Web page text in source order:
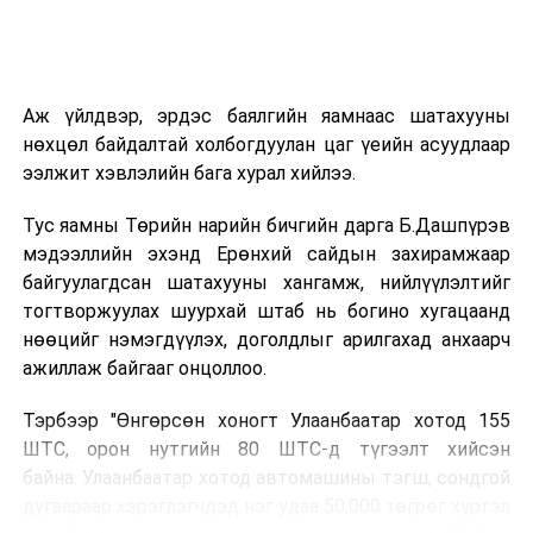
гаргасан байна. Гадаадын иргэд ихэвчлэн бүртгэлийн
журам зөрчих, визийн хугацаа хэтрүүлсэн, хөдөлмөр
эрхлэх журамыг зөрчиж байгаа аж. Түүнчлэн Монгол
Улсын хилээр нэвтэрсэн гадаадын иргэдийн
мэдээлэл өнгөрсөн оны мөн энэ үетэй харьцуулахад
8.6 хувь өссөн, хилийн боомт дээр олгосон жуулчин
ангиллын визийн зөвшөөрөл мөн өнгөрсөн оны энэ
үетэй харьцуулахад 20 хувиар өссөн судалгаа гарчээ.
144 улсын 23 мянга гаруй гадаадын иргэнд 30
хоногоос дээш хугацааны виз олгосон талаар
мэдээллээ. 30 хоногоос дээш хугацаатай Монголд
зорчих гадаадын иргэний визийг Гадаадын иргэн,
Аж үйлдвэр, эрдэс баялгийн яамнаас шатахууны
нөхцөл байдалтай холбогдуулан цаг үеийн асуудлаар
ээлжит хэвлэлийн бага хурал хийлээ.
Тус яамны Төрийн нарийн бичгийн дарга Б.Дашпүрэв
мэдээллийн эхэнд Ерөнхий сайдын захирамжаар
байгуулагдсан шатахууны хангамж, нийлүүлэлтийг
тогтворжуулах шуурхай штаб нь богино хугацаанд
нөөцийг нэмэгдүүлэх, доголдлыг арилгахад анхаарч
ажиллаж байгааг онцоллоо.
Тэрбээр "Өнгөрсөн хоногт Улаанбаатар хотод 155
ШТС, орон нутгийн 80 ШТС-д түгээлт хийсэн
байна. Улаанбаатар хотод автомашины тэгш, сондгой